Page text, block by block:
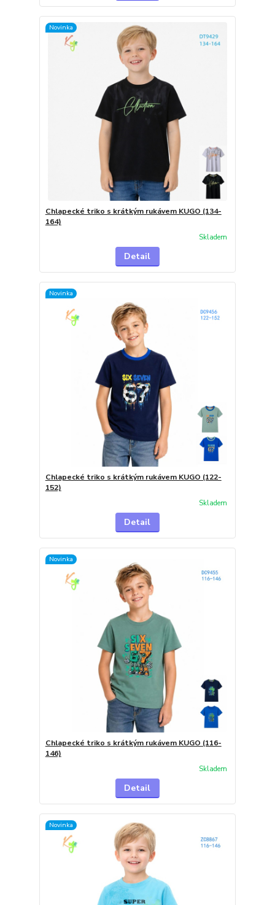
Novinka
Chlapecké triko s krátkým rukávem KUGO (134-
164)
Skladem
Detail
Novinka
Chlapecké triko s krátkým rukávem KUGO (122-
152)
Skladem
Detail
Novinka
Chlapecké triko s krátkým rukávem KUGO (116-
146)
Skladem
Detail
Novinka